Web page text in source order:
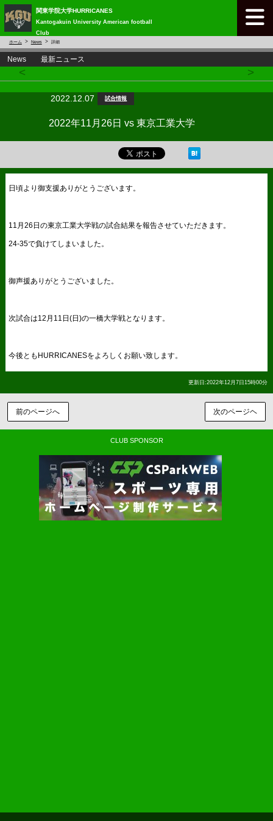
関東学院大学HURRICANES
Kantogakuin University American football
Club
ホーム News 詳細
News 最新ニュース
< >
2022.12.07 試合情報
2022年11月26日 vs 東京工業大学
日頃より御支援ありがとうございます。
11月26日の東京工業大学戦の試合結果を報告させていただきます。
24-35で負けてしまいました。
御声援ありがとうございました。
次試合は12月11日(日)の一橋大学戦となります。
今後ともHURRICANESをよろしくお願い致します。
更新日:2022年12月7日15時00分
前のページへ 次のページヘ
CLUB SPONSOR